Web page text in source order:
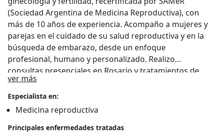
(Sociedad Argentina de Medicina Reproductiva), con
más de 10 años de experiencia. Acompaño a mujeres y
parejas en el cuidado de su salud reproductiva y en la
búsqueda de embarazo, desde un enfoque
profesional, humano y personalizado. Realizo
consultas presenciales en Rosario y tratamientos de
fertilidad en Rosario y Buenos Aires, además de
consultas virtuales para todo el país. Atención solo
con cita previa Consultorio en Rosario Consultas
presenciales y virtuales Turnos y asesoramiento por
WhatsApp"
ver más
Especialista en:
Medicina reproductiva
Principales enfermedades tratadas